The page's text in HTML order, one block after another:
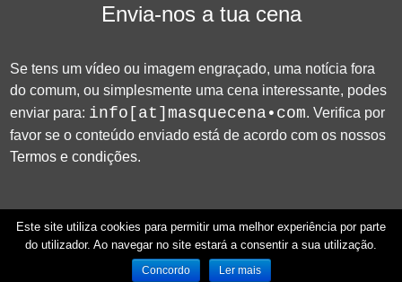
Envia-nos a tua cena
Se tens um vídeo ou imagem engraçado, uma notícia fora
do comum, ou simplesmente uma cena interessante, podes
enviar para: info[at]masquecena•com. Verifica por
favor se o conteúdo enviado está de acordo com os nossos
Termos e condições.
© 2026 Mas que Cena!
Este site utiliza cookies para permitir uma melhor experiência por parte
do utilizador. Ao navegar no site estará a consentir a sua utilização.
Concordo Ler mais